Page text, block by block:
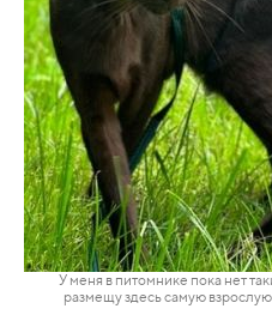
У меня в питомнике пока нет
размещу здесь самую